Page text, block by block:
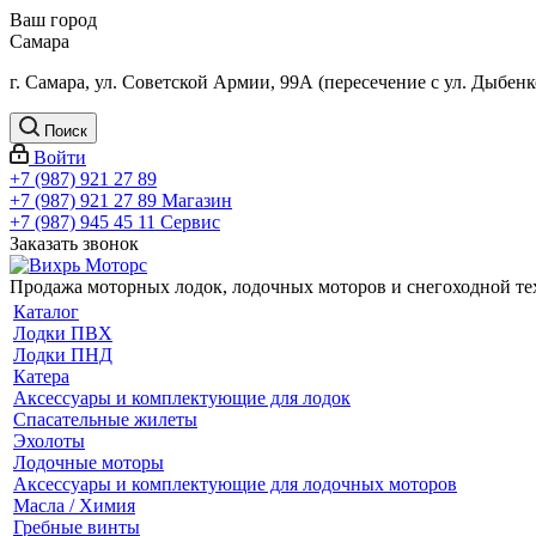
Ваш город
Самара
г. Самара, ул. Советской Армии, 99А (пересечение с ул.
Поиск
Войти
+7 (987) 921 27 89
+7 (987) 921 27 89 Магазин
+7 (987) 945 45 11 Сервис
Заказать звонок
Продажа моторных лодок, лодочных моторов и снегоходной
Каталог
Лодки ПВХ
Лодки ПНД
Катера
Аксессуары и комплектующие для лодок
Спасательные жилеты
Эхолоты
Лодочные моторы
Аксессуары и комплектующие для лодочных моторов
Масла / Химия
Гребные винты